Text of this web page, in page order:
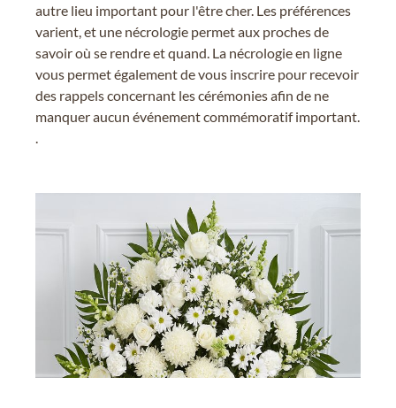
autre lieu important pour l'être cher. Les préférences
varient, et une nécrologie permet aux proches de
savoir où se rendre et quand. La nécrologie en ligne
vous permet également de vous inscrire pour recevoir
des rappels concernant les cérémonies afin de ne
manquer aucun événement commémoratif important.